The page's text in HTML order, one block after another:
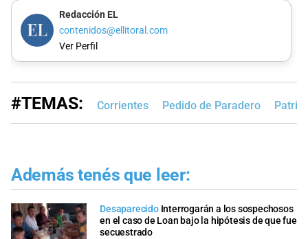
Redacción EL
contenidos@ellitoral.com
Ver Perfil
#TEMAS: Corrientes Pedido de Paradero
Además tenés que leer:
Desaparecido Interrogarán a los sospechosos
en el caso de Loan bajo la hipótesis de que fue
secuestrado